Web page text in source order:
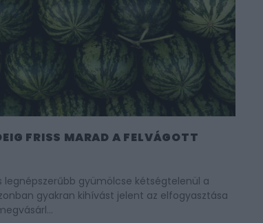
FRISS MARAD A FELVÁGOTT
legnépszerűbb gyümölcse kétségtelenül a
gyakran kihívást jelent az elfogyasztása